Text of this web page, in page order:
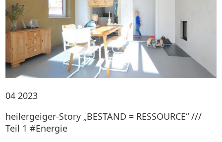
04 2023
heilergeiger-Story „BESTAND = RESSOURCE“ ///
Teil 1 #Energie